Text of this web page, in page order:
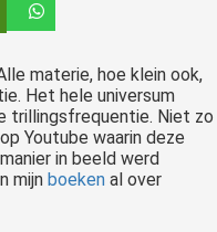
materie, hoe klein ook,
Het hele universum
trillingsfrequentie. Niet zo
Youtube waarin deze
in beeld werd
mijn boeken al over